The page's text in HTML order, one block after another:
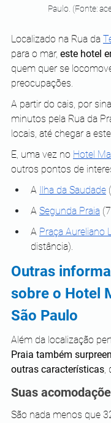
Paulo. (Fonte:
Localizado na Rua da
para o mar, este hotel
quem quer se
preocupações.
A partir do cais, por
minutos pela Rua da
locais, até chegar a
E, uma vez no Hotel
outros pontos de
A Ilha da Saudade
A Segunda Praia
A Praça Aureliano
distância).
Outras
sobre o Hotel
São Paulo
Além da localização
Praia também
outras características,
Suas
São nada menos que